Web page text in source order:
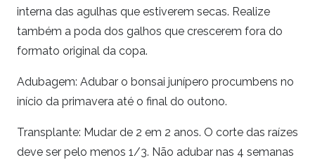
interna das agulhas que estiverem secas. Realize
também a poda dos galhos que crescerem fora do
formato original da copa.
Adubagem: Adubar o bonsai junípero procumbens no
início da primavera até o final do outono.
Transplante: Mudar de 2 em 2 anos. O corte das raízes
deve ser pelo menos 1/3. Não adubar nas 4 semanas